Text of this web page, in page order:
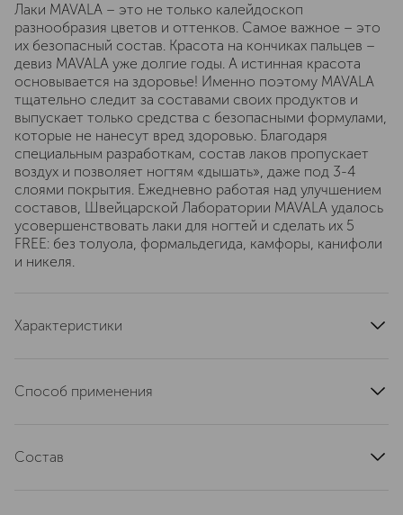
Лаки MAVALA – это не только калейдоскоп
разнообразия цветов и оттенков. Самое важное – это
их безопасный состав. Красота на кончиках пальцев –
девиз MAVALA уже долгие годы. А истинная красота
основывается на здоровье! Именно поэтому MAVALA
тщательно следит за составами своих продуктов и
выпускает только средства с безопасными формулами,
которые не нанесут вред здоровью. Благодаря
специальным разработкам, состав лаков пропускает
воздух и позволяет ногтям «дышать», даже под 3-4
слоями покрытия. Ежедневно работая над улучшением
составов, Швейцарской Лаборатории MAVALA удалось
усовершенствовать лаки для ногтей и сделать их 5
FREE: без толуола, формальдегида, камфоры, канифоли
и никеля.
Характеристики
артикул
Способ применения
тонких слоя лака. 4. Завершить маникюр фиксатором
Состав